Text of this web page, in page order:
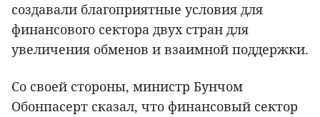
создавали благоприятные условия для
финансового сектора двух стран для
увеличения обменов и взаимной поддержки.
Со своей стороны, министр Бунчом
Обонпасерт сказал, что финансовый сектор